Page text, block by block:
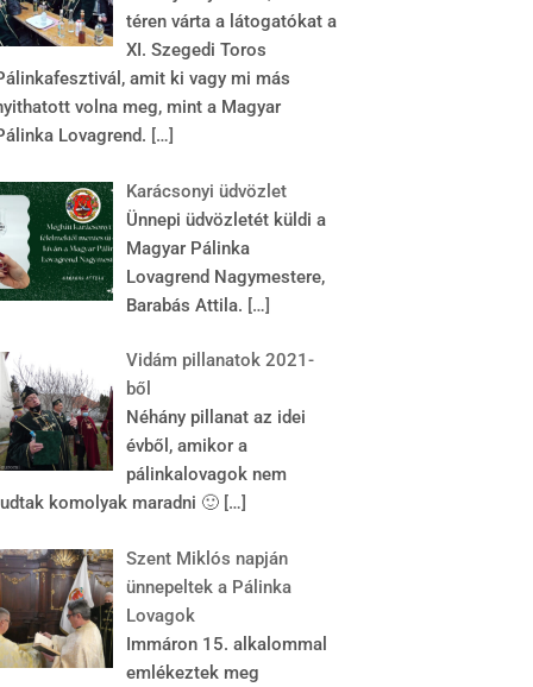
téren várta a látogatókat a
XI. Szegedi Toros
amit ki vagy mi más
volna meg, mint a Magyar
Lovagrend. […]
Karácsonyi üdvözlet
Ünnepi üdvözletét küldi a
Magyar Pálinka
Lovagrend Nagymestere,
Barabás Attila. […]
Vidám pillanatok 2021-
ből
Néhány pillanat az idei
évből, amikor a
pálinkalovagok nem
komolyak maradni 🙂[…]
Szent Miklós napján
ünnepeltek a Pálinka
Lovagok
Immáron 15. alkalommal
emlékeztek meg